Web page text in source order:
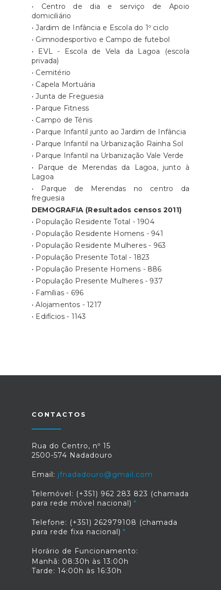
• Centro de dia e serviço de Apoio
domiciliário
• Jardim de Infância e Escola do 1º ciclo
• Gimnodesportivo e Campo de futebol
• EVL - Escola de Vela da Lagoa (escola
privada)
• Cemitério
• Capela Mortuária
• Junta de Freguesia
• Parque Fitness
• Campo de Ténis
• Parque Infantil junto ao Jardim de Infância
• Parque Infantil na Urbanização Rainha Sol
• Parque Infantil na Urbanização Vale Verde
• Parque de Merendas da Lagoa, junto à
Lagoa
• Parque de Merendas no centro da
freguesia
DEMOGRAFIA (Resultados censos 2011)
• População Residente Total - 1904
• População Residente Homens - 941
• População Residente Mulheres - 963
• População Presente Total - 1823
• População Presente Homens - 886
• População Presente Mulheres - 937
• Famílias - 696
• Alojamentos - 1217
• Edifícios - 1143
CONTACTOS
Rua do Centro, nº 15
2500-574 Nadadouro
Email: jfnadadouro@gmail.com
Telemóvel: (+351) 962 283 823 (chamada
para rede móvel nacional)
Telefone: (+351) 262979108 (chamada
para rede fixa nacional)
Horário de Funcionamento:
Manhã: 08:30h às 13:00h
Tarde: 14:00h às 16:30h